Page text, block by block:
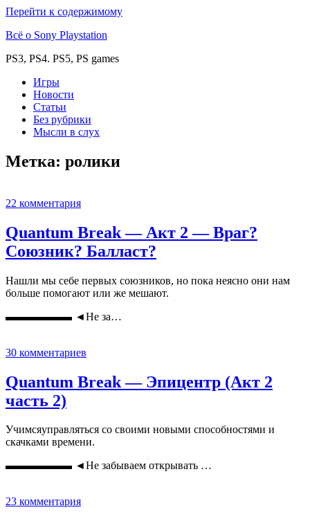
Перейти к содержимому
Всё о Sony Playstation
PS3, PS4. PS5, PS games
Игры
Новости
Статьи
Без рубрики
Мысли в слух
Метка: ролики
22 комментария
Quantum Break — Акт 2 — Враг?
Союзник? Балласт?
Нашли мы себе первых союзников, но пока неясно они нам
больше помогают или же мешают.
▬▬▬▬▬▬ ◄Не за…
30 комментариев
Quantum Break — Эпицентр (Акт 2
часть 2)
Учимсяуправляться со своими новыми способностями и
скачками времени.
▬▬▬▬▬▬ ◄Не забываем открывать …
23 комментария